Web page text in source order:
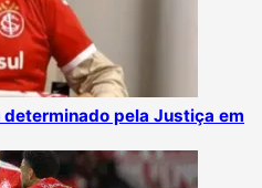
pela Justiça em